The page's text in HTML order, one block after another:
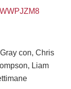
con, Chris
Liam